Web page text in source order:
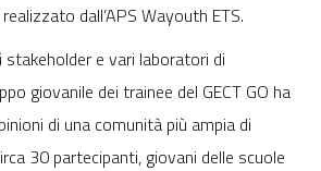
dall’APS Wayouth ETS.
e vari laboratori di
giovanile dei trainee del GECT GO ha
di una comunità più ampia di
30 partecipanti, giovani delle scuole